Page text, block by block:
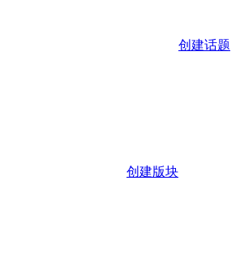
创建话题
创建版块